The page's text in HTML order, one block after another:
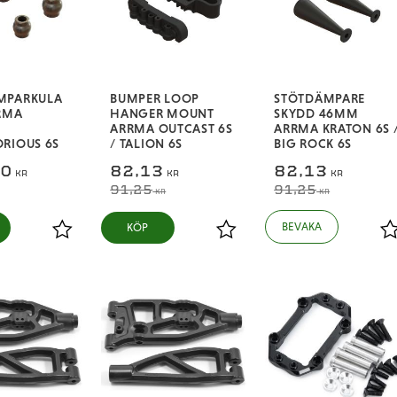
6S
KR
Lägg till i favoriter
BUMPER LOOP
HANGER MOUNT
ARRMA OUTCAST 6S
/ TALION 6S
82,13 KR
91,25KR
Lägg till i favoriter
KÖP
STÖTDÄMPARE
SKYDD 46MM
ARRMA KRATON 6S
BIG ROCK 6S
82,13 KR
91,25KR